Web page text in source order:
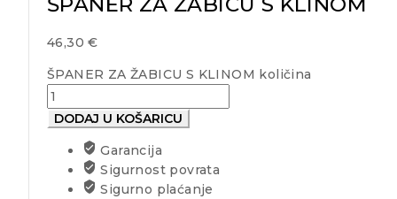
46,30€
ŠPANER ZA ŽABICU S KLINOM količina
DODAJ U KOŠARICU
Garancija
Sigurnost povrata
Sigurno plaćanje